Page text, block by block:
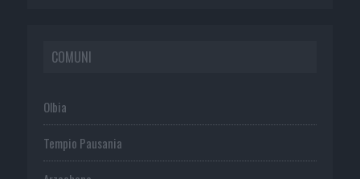
COMUNI
Olbia
Tempio Pausania